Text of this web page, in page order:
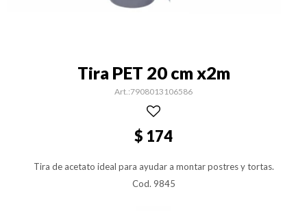
Tira PET 20 cm x2m
7908013106586
$ 174
Tira de acetato ideal para ayudar a montar postres y tortas.
Cod. 9845